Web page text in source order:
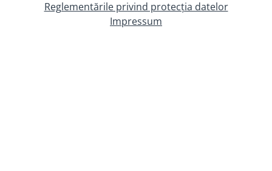
Reglementările privind protecția datelor
Impressum